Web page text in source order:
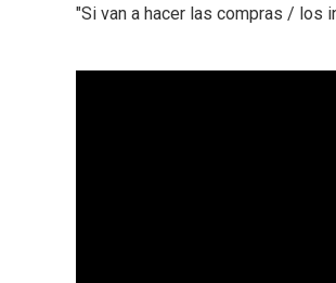
"Si van a hacer las compras / los